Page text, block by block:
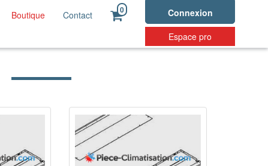
Connexion
Espace pro
Boutique Contact 0